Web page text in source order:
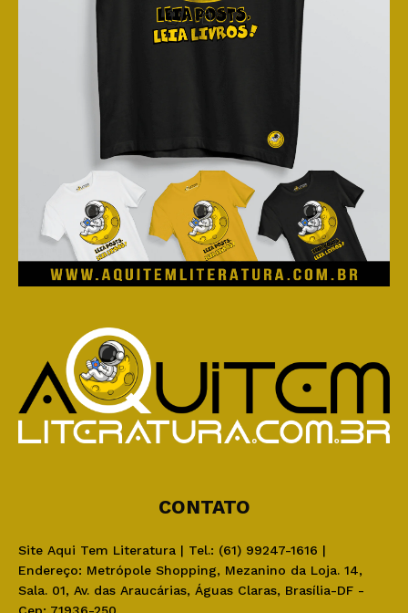
CONTATO
Site Aqui Tem Literatura | Tel.: (61) 99247-1616 |
Endereço: Metrópole Shopping, Mezanino da Loja. 14,
Sala. 01, Av. das Araucárias, Águas Claras, Brasília-DF -
Cep: 71936-250